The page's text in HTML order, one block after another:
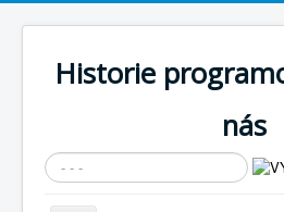
Historie
nás
Vyhledávání...